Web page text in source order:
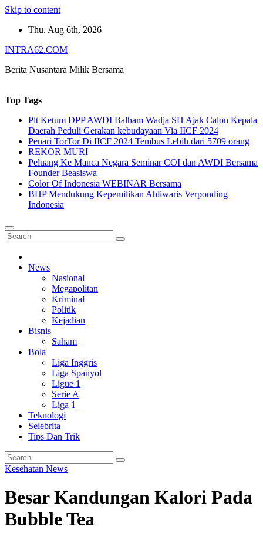
Skip to content
Thu. Aug 6th, 2026
INTRA62.COM
Berita Nusantara Milik Bersama
Top Tags
Plt Ketum DPP AWDI Balham Wadja SH Ajak Calon Kepala
Daerah Peduli Gerakan kebudayaan Via IICF 2024
Penari TorTor Di IICF 2024 Tembus Lebih dari 5709 orang
REKOR MURI
Peluang Ke Manca Negara Seminar COI dan AWDI Bersama
Founder Beasiswa
Color Of Indonesia WEBINAR Bersama
BHP Mendukung Kepemilikan Ahliwaris Verponding
Indonesia
News
Nasional
Megapolitan
Kriminal
Politik
Kejadian
Bisnis
Saham
Bola
Liga Inggris
Liga Spanyol
Ligue 1
Serie A
Liga 1
Teknologi
Selebrita
Tips Dan Trik
Kesehatan News
Besar Kandungan Kalori Pada
Bubble Tea